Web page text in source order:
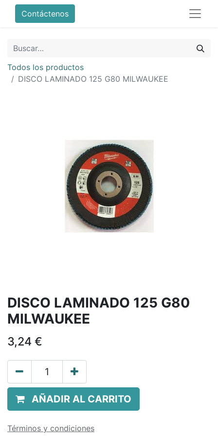
Contáctenos
Todos los productos
DISCO LAMINADO 125 G80 MILWAUKEE
DISCO LAMINADO 125 G80
MILWAUKEE
3,24 €
AÑADIR AL CARRITO
Términos y condiciones